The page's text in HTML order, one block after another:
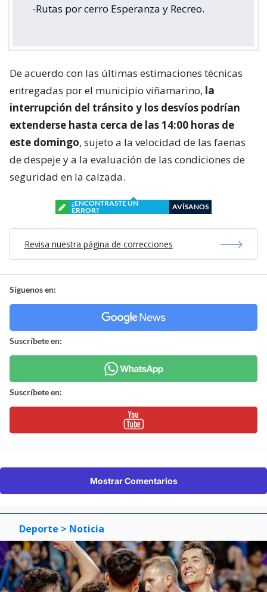
-Rutas por cerro Esperanza y Recreo.
De acuerdo con las últimas estimaciones técnicas
entregadas por el municipio viñamarino, la
interrupción del tránsito y los desvíos podrían
extenderse hasta cerca de las 14:00 horas de
este domingo, sujeto a la velocidad de las faenas
de despeje y a la evaluación de las condiciones de
seguridad en la calzada.
¿ENCONTRASTE UN
ERROR?
AVÍSANOS
Revisa nuestra página de correcciones
Síguenos en:
Suscríbete en:
Suscríbete en:
Mostrar Comentarios
Deporte > Noticia